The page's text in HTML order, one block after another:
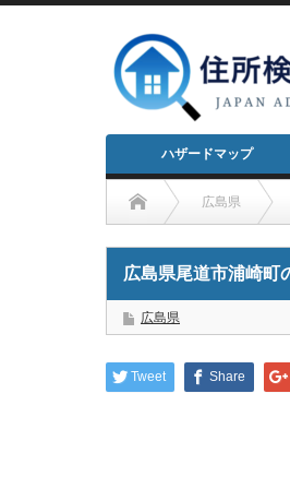
ハザードマップ
広島県
広島県尾道市浦崎町
広島県
Tweet Share